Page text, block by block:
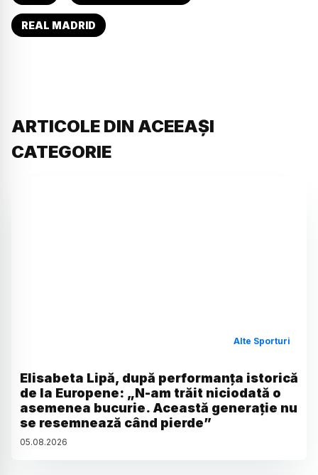
REAL MADRID
ARTICOLE DIN ACEEAȘI
CATEGORIE
Alte Sporturi
Elisabeta Lipă, după performanța istorică
de la Europene: „N-am trăit niciodată o
asemenea bucurie. Această generație nu
se resemnează când pierde”
05.08.2026